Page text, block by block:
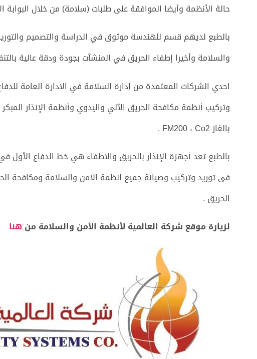
حالة الأنظمة وأيضا الموافقة على طلبات (سلامة) من خلال البوابة
بالطبع لديهم قسم للهندسة موثوق في الدراسة والتصميم
والسلامة وأخيرا إطفاء الحريق في المنشآت بجودة ودقة عالية
احدي الشركات المعتمدة من إدارة السلامة في الادارة العامة
وتركيب أنظمة مكافحة الحريق الآلي واليدوي وأنظمة الإنذار
بالغاز FM200 ، Co2 .
بالطبع تعد أجهزة الإنذار بالحريق والاطفاء هي خط الدفاع
فى توريد وتركيب وصيانة جميع انظمة الامن والسلامة ومكافحة
الحريق .
لزيارة موقع شركة العالمية لأنظمة الأمن والسلامة من هنا